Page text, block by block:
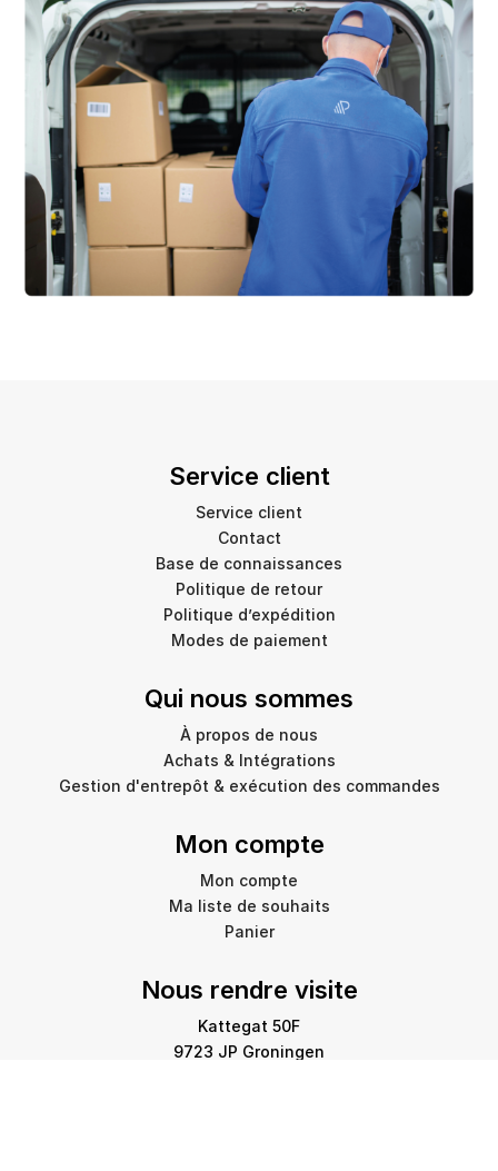
Service client
Service client
Contact
Base de connaissances
Politique de retour
Politique d’expédition
Modes de paiement
Qui nous sommes
À propos de nous
Achats & Intégrations
Gestion d'entrepôt & exécution des commandes
Mon compte
Mon compte
Ma liste de souhaits
Panier
Nous rendre visite
Kattegat 50F
9723 JP Groningen